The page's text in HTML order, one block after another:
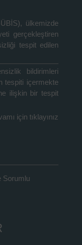
ülkemizde
gerçekleştiren
tespit edilen
bildirimleri
tespiti içermekte
ilişkin bir tespit
için tıklayınız
Sorumlu